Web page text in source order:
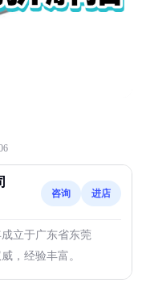
咨询 进店
立于广东省东莞
，经验丰富。